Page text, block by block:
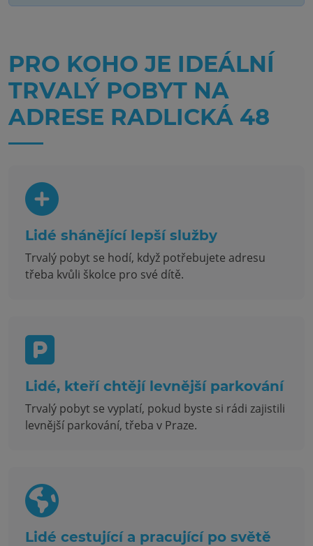
PRO KOHO JE IDEÁLNÍ
TRVALÝ POBYT NA
ADRESE RADLICKÁ 48
Lidé shánějící lepší služby
Trvalý pobyt se hodí, když potřebujete adresu
třeba kvůli školce pro své dítě.
Lidé, kteří chtějí levnější parkování
Trvalý pobyt se vyplatí, pokud byste si rádi zajistili
levnější parkování, třeba v Praze.
Lidé cestující a pracující po světě